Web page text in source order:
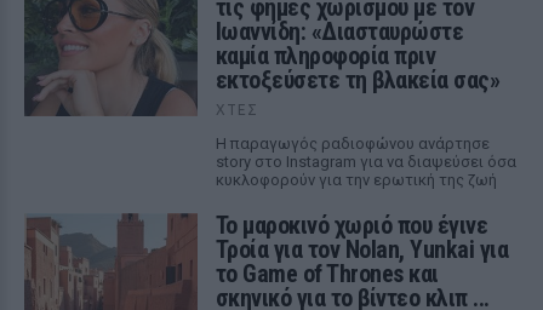
τις φήμες χωρισμού με τον
Ιωαννίδη: «Διασταυρώστε
καμία πληροφορία πριν
εκτοξεύσετε τη βλακεία σας»
ΧΤΕΣ
Η παραγωγός ραδιοφώνου ανάρτησε
story στο Instagram για να διαψεύσει όσα
κυκλοφορούν για την ερωτική της ζωή
Το μαροκινό χωριό που έγινε
Τροία για τον Nolan, Yunkai για
το Game of Thrones και
σκηνικό για το βίντεο κλιπ ...